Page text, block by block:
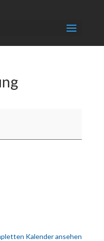
Kalender ansehen